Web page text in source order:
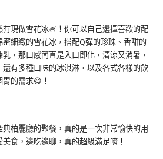
現做雪花冰🍧！你可以自己選擇喜歡的配
細緻的雪花冰，搭配Q彈的珍珠、香甜的
，那口感簡直是入口即化，清涼又消暑，
有多種口味的冰淇淋，以及各式各樣的飲
的需求😋！
柏麗廳的聚餐，真的是一次非常愉快的用
食，邊吃邊聊，真的超級滿足唷！